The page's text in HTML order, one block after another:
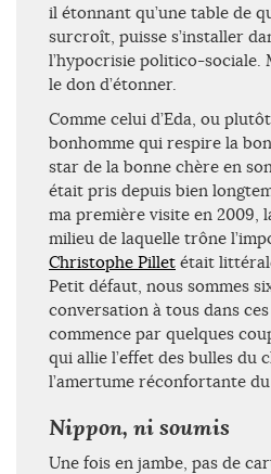
il étonnant qu’une table de
surcroît, puisse s’installer
l’hypocrisie politico-sociale.
le don d’étonner.
Comme celui d’Eda, ou
bonhomme qui respire la
star de la bonne chère en
était pris depuis bien
ma première visite en 2009,
milieu de laquelle trône
Christophe Pillet était
Petit défaut, nous sommes
conversation à tous dans
commence par quelques
qui allie l’effet des bulles du
l’amertume réconfortante du
Nippon, ni soumis
Une fois en jambe, pas de